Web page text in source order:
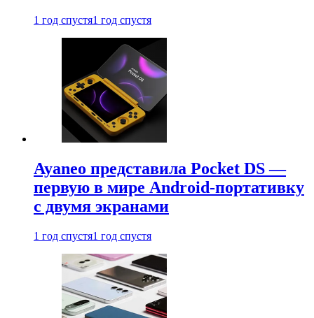
1 год спустя1 год спустя
Ayaneo представила Pocket DS —
первую в мире Android-портативку
с двумя экранами
1 год спустя1 год спустя